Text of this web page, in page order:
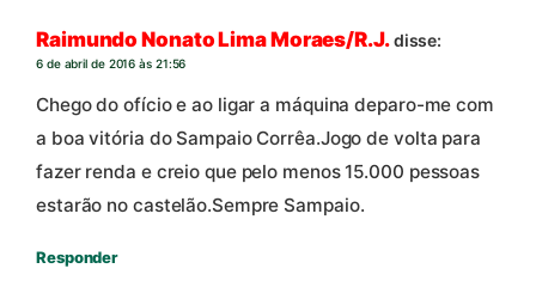
Raimundo Nonato Lima Moraes/R.J.disse:
6 de abril de 2016 às 21:56
Chego do ofício e ao ligar a máquina deparo-me com
a boa vitória do Sampaio Corrêa.Jogo de volta para
fazer renda e creio que pelo menos 15.000 pessoas
estarão no castelão.Sempre Sampaio.
Responder